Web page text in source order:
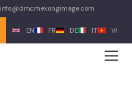
info@dmcmekongimage.com
EN FR DE IT VI